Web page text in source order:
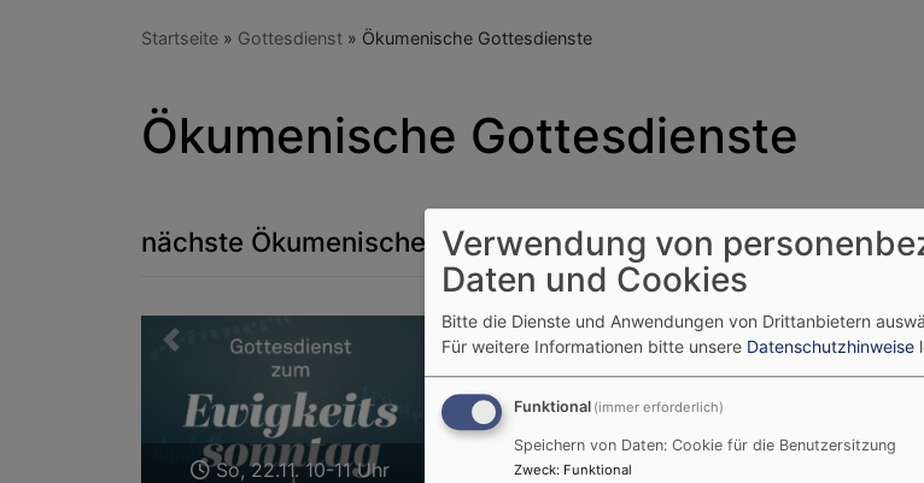
Startseite Gottesdienst Ökumenische Gottesdienste
Ökumenische Gottesdienste
nächste Ökumenische Gottesdienste
So, 22.11. 10-11 Uhr
Zurück
Verwendung von
Daten und Cookies
Bitte die Dienste und Anwendungen von Drittanbietern
Für weitere Informationen bitte unsere Datenschutzhinweise
Funktional (immer erforderlich)
Speichern von Daten: Cookie für die Benutzersitzung
Zweck: Funktional